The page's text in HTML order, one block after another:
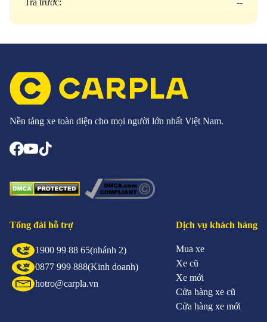
Trả trước: --
Nền tảng xe toàn diện cho mọi người lớn nhất Việt Nam.
Tổng đài hỗ trợ
1900 99 88 65(nhánh 2)
0877 999 888(Kinh doanh)
hotro@carpla.vn
Dịch vụ khách hàng
Mua xe
Xe cũ
Xe mới
Cửa hàng xe cũ
Cửa hàng xe mới